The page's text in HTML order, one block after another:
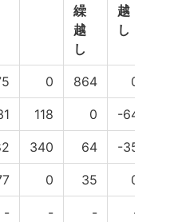
繰
越
し
越
し
0 864 0
118 0 -64
340 64 -35
0 35 0
- - - -